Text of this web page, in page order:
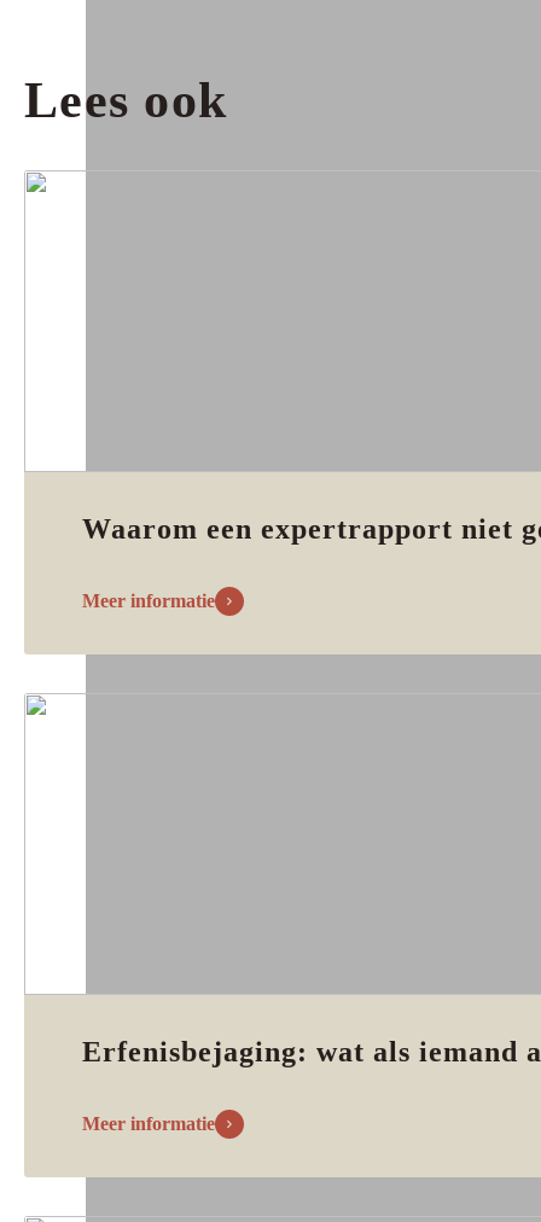
Lees ook
Waarom een expertrapport niet
Meer informatie
Erfenisbejaging: wat als iemand
Meer informatie